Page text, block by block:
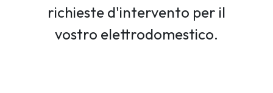
richieste d'intervento per il
vostro elettrodomestico.